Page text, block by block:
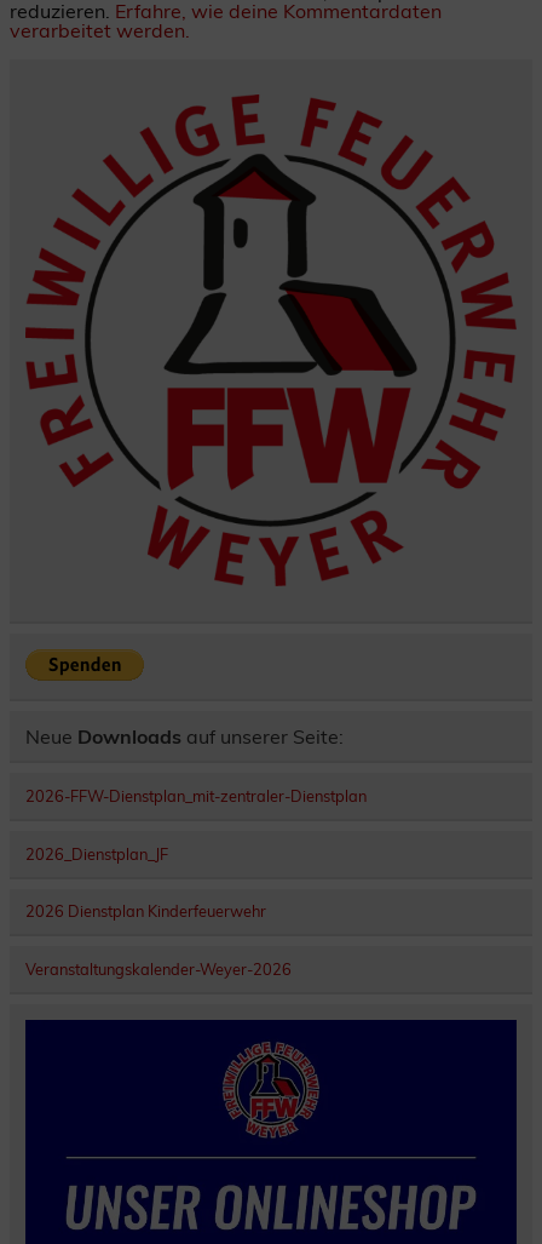
reduzieren. Erfahre, wie deine Kommentardaten
verarbeitet werden.
Neue Downloads auf unserer Seite:
2026-FFW-Dienstplan_mit-zentraler-Dienstplan
2026_Dienstplan_JF
2026 Dienstplan Kinderfeuerwehr
Veranstaltungskalender-Weyer-2026